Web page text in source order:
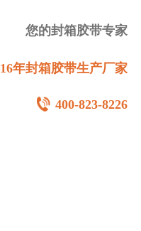
您的封箱胶带专家
16年封箱胶带生产厂家
400-823-8226